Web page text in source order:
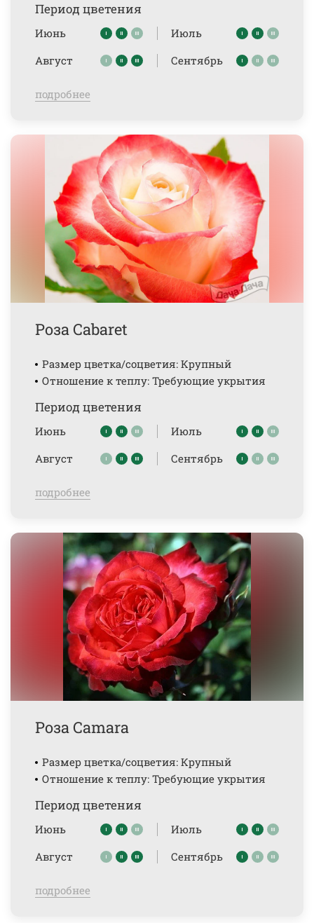
Период цветения
Июнь
Июль
Август
Сентябрь
подробнее
Роза Cabaret
Размер цветка/соцветия: Крупный
Отношение к теплу: Требующие укрытия
Период цветения
Июнь
Июль
Август
Сентябрь
подробнее
Роза Camara
Размер цветка/соцветия: Крупный
Отношение к теплу: Требующие укрытия
Период цветения
Июнь
Июль
Август
Сентябрь
подробнее